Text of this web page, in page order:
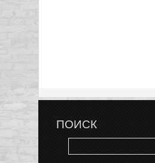
ПОИСК